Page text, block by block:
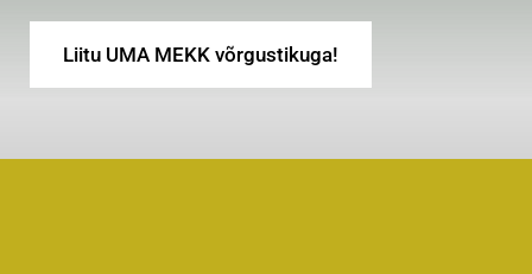
Liitu UMA MEKK võrgustikuga!